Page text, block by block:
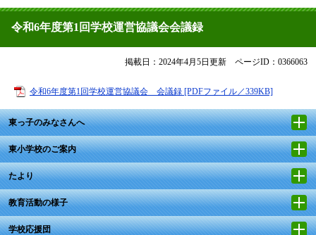
令和6年度第1回学校運営協議会会議録
掲載日：2024年4月5日更新 ページID：0366063
令和6年度第1回学校運営協議会 会議録 [PDFファイル／339KB]
東っ子のみなさんへ
東小学校のご案内
たより
教育活動の様子
学校応援団